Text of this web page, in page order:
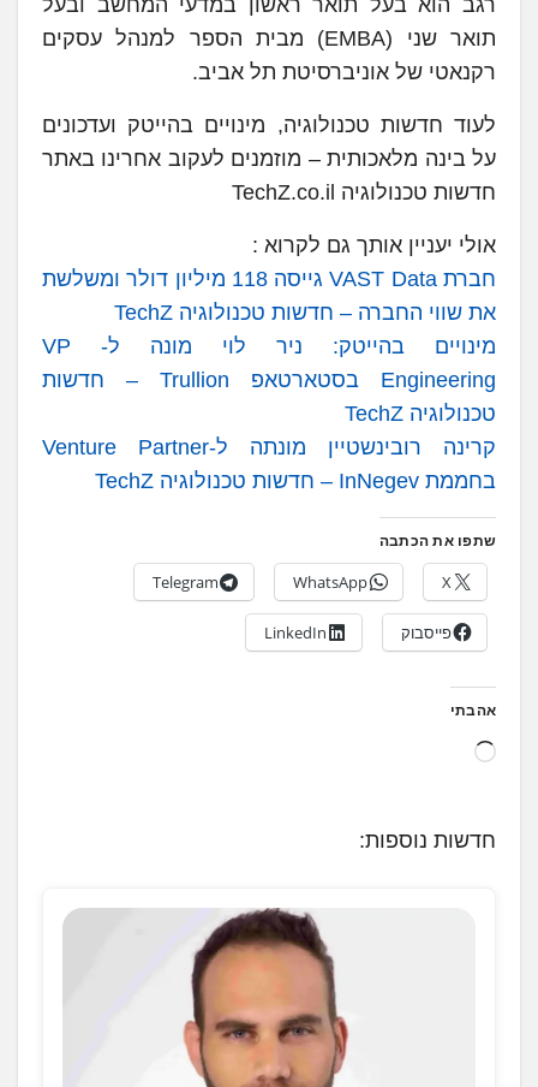
רגב הוא בעל תואר ראשון במדעי המחשב ובעל
תואר שני (EMBA) מבית הספר למנהל עסקים
רקנאטי של אוניברסיטת תל אביב.
לעוד חדשות טכנולוגיה, מינויים בהייטק ועדכונים
על בינה מלאכותית – מוזמנים לעקוב אחרינו באתר
חדשות טכנולוגיה TechZ.co.il
אולי יעניין אותך גם לקרוא :
חברת VAST Data גייסה 118 מיליון דולר ומשלשת
את שווי החברה – חדשות טכנולוגיה TechZ
מינויים בהייטק: ניר לוי מונה ל- VP
Engineering בסטארטאפ Trullion – חדשות
טכנולוגיה TechZ
קרינה רובינשטיין מונתה ל-Venture Partner
בחממת InNegev – חדשות טכנולוגיה TechZ
שתפו את הכתבה
X
WhatsApp
Telegram
פייסבוק LinkedIn
אהבתי
ט
חדשות נוספות: